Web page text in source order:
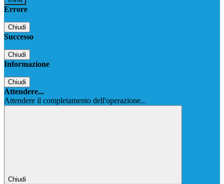
Errore
Chiudi
Successo
Chiudi
Informazione
Chiudi
Attendere...
Attendere il completamento dell'operazione...
Chiudi